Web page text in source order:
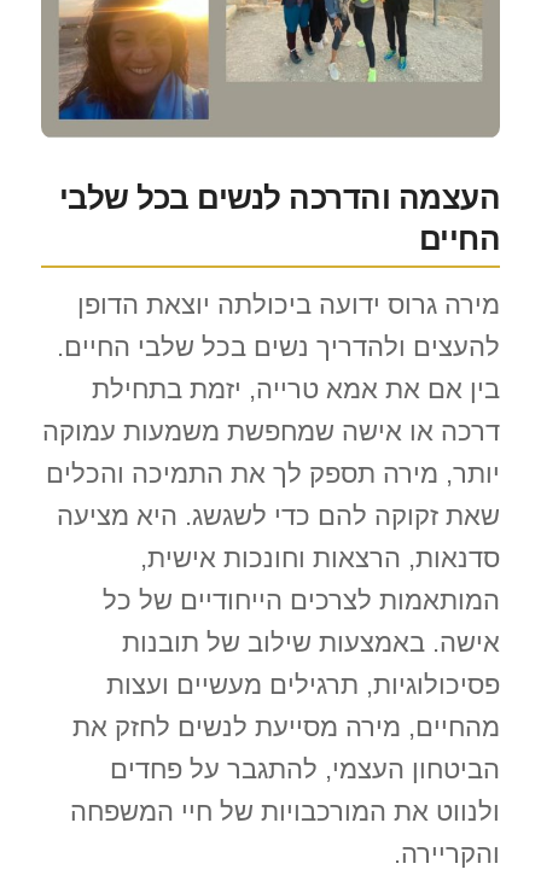
העצמה והדרכה לנשים בכל שלבי
החיים
מירה גרוס ידועה ביכולתה יוצאת הדופן
להעצים ולהדריך נשים בכל שלבי החיים.
בין אם את אמא טרייה, יזמת בתחילת
דרכה או אישה שמחפשת משמעות עמוקה
יותר, מירה תספק לך את התמיכה והכלים
שאת זקוקה להם כדי לשגשג. היא מציעה
סדנאות, הרצאות וחונכות אישית,
המותאמות לצרכים הייחודיים של כל
אישה. באמצעות שילוב של תובנות
פסיכולוגיות, תרגילים מעשיים ועצות
מהחיים, מירה מסייעת לנשים לחזק את
הביטחון העצמי, להתגבר על פחדים
ולנווט את המורכבויות של חיי המשפחה
והקריירה.